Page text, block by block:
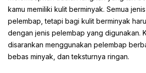
kamu memiliki kulit berminyak. Semua
pelembap, tetapi bagi kulit berminyak
dengan jenis pelembap yang digunakan.
disarankan menggunakan pelembap
bebas minyak, dan teksturnya ringan.